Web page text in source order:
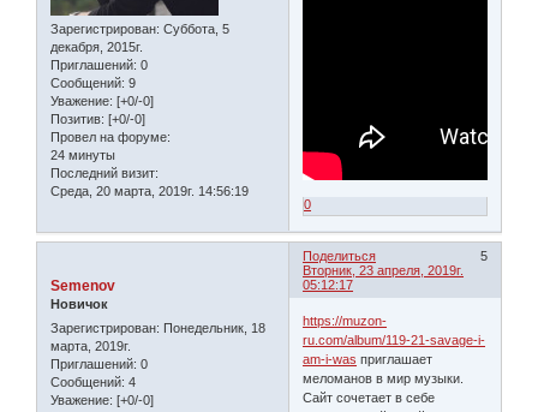
Зарегистрирован: Суббота, 5
декабря, 2015г.
Приглашений: 0
Сообщений: 9
Уважение: [+0/-0]
Позитив: [+0/-0]
Провел на форуме:
24 минуты
Последний визит:
Среда, 20 марта, 2019г. 14:56:19
0
Поделиться
5
Вторник, 23 апреля, 2019г.
05:12:17
Semenov
Новичок
Зарегистрирован: Понедельник, 18
марта, 2019г.
Приглашений: 0
Сообщений: 4
Уважение: [+0/-0]
https://muzon-
ru.com/album/119-21-savage-i-
am-i-was приглашает
меломанов в мир музыки.
Сайт сочетает в себе